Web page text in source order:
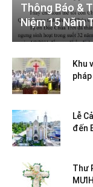
Thông Báo &
Niệm 15 Năm
Khu
pháp
Lễ
đến
Thư
MƯIH